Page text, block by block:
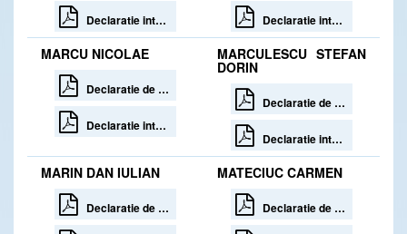
Declaratie interese Declaratie interese 30 zile de la incetare
MARCU NICOLAE
Declaratie de avere
Declaratie interese
MARCULESCU STEFAN
DORIN
Declaratie de avere 30 zile de la incetare
Declaratie interese 30 zile de la incetare
MARIN DAN IULIAN
Declaratie de avere
MATECIUC CARMEN
Declaratie de avere